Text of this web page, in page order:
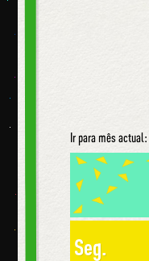
Ir para mês actual:
Seg.